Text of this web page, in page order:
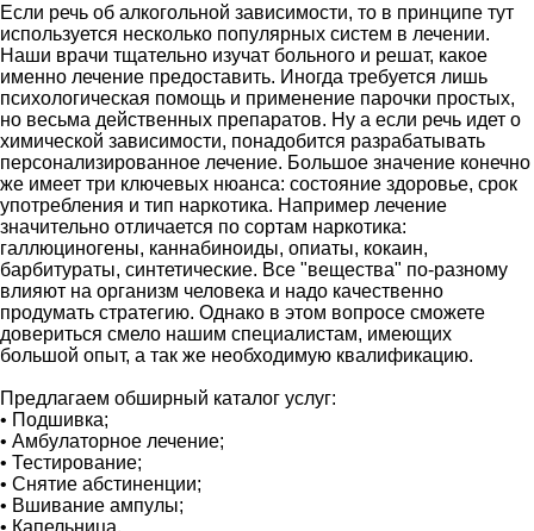
Если речь об алкогольной зависимости, то в принципе тут
используется несколько популярных систем в лечении.
Наши врачи тщательно изучат больного и решат, какое
именно лечение предоставить. Иногда требуется лишь
психологическая помощь и применение парочки простых,
но весьма действенных препаратов. Ну а если речь идет о
химической зависимости, понадобится разрабатывать
персонализированное лечение. Большое значение конечно
же имеет три ключевых нюанса: состояние здоровье, срок
употребления и тип наркотика. Например лечение
значительно отличается по сортам наркотика:
галлюциногены, каннабиноиды, опиаты, кокаин,
барбитураты, синтетические. Все "вещества" по-разному
влияют на организм человека и надо качественно
продумать стратегию. Однако в этом вопросе сможете
довериться смело нашим специалистам, имеющих
большой опыт, а так же необходимую квалификацию.
Предлагаем обширный каталог услуг:
• Подшивка;
• Амбулаторное лечение;
• Тестирование;
• Снятие абстиненции;
• Вшивание ампулы;
• Капельница.